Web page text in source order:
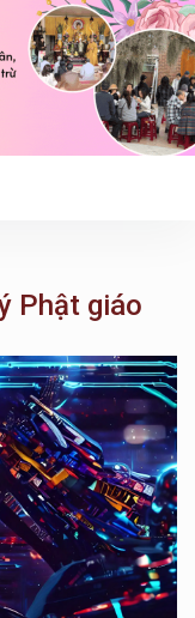
Phật giáo